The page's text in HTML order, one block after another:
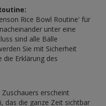
Rice Bowl Routine' für
unter eine
sind alle Bälle
Sie mit Sicherheit
Erklärung des
erscheint
das die ganze Zeit sichtbar